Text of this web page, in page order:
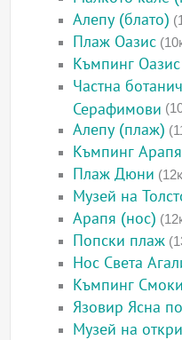
Алепу (блато)
Плаж Оазис
Къмпинг Оазис
Частна
Серафимови
Алепу (плаж)
Къмпинг Арапя
Плаж Дюни
Музей на
Арапя (нос)
Попски плаж
Нос Света
Къмпинг
Язовир Ясна
Музей на